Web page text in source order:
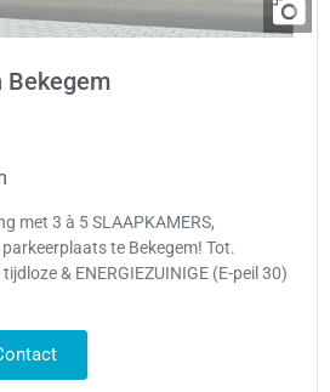
Bekegem
met 3 à 5 SLAAPKAMERS,
parkeerplaats te Bekegem! Tot.
& ENERGIEZUINIGE (E-peil 30)